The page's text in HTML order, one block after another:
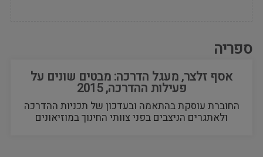
ספריה
אסף זלצר, מעגל הדרכה: מבטים שונים על
פעילות ההדרכה, 2015
החוברת עוסקת בהתאמה ובעדכון של תכניות ההדרכה
ולאתגרים הניצבים בפני צוותי החינוך במוזיאונים